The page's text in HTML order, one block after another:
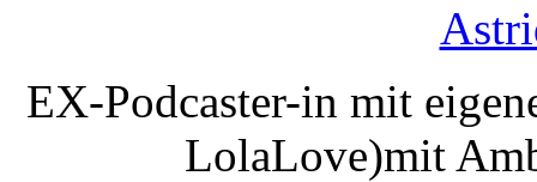
EX-Podcaster-in mit
LolaLove)mit